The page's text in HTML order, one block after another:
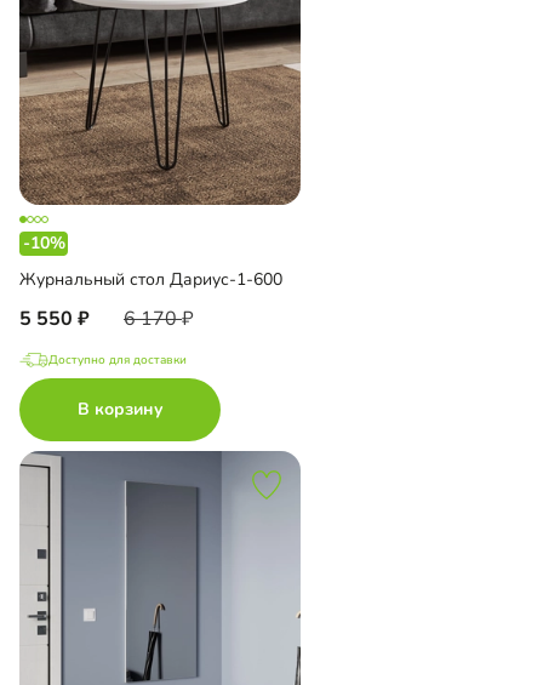
-10%
Журнальный стол Дариус-1-600
5 550 6 170
Доступно для доставки
В корзину